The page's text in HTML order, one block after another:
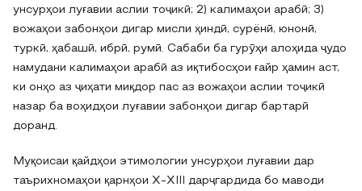
унсурҳои луғавии аслии тоҷикӣ; 2) калимаҳои арабӣ; 3)
вожаҳои забонҳои дигар мисли ҳиндӣ, сурёнӣ, юнонӣ,
туркӣ, ҳабашӣ, ибрӣ, румӣ. Сабаби ба гурӯҳи алоҳида ҷудо
намудани калимаҳои арабӣ аз иқтибосҳои ғайр ҳамин аст,
ки онҳо аз ҷиҳати миқдор пас аз вожаҳои аслии тоҷикӣ
назар ба воҳидҳои луғавии забонҳои дигар бартарӣ
доранд.
Муқоисаи қайдҳои этимологии унсурҳои луғавии дар
таърихномаҳои қарнҳои X-XIII дарҷгардида бо маводи